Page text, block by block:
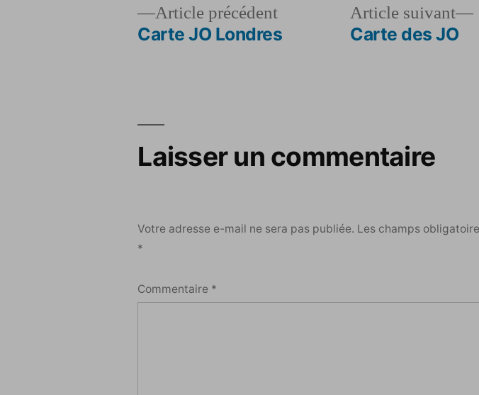
Navigation
Article précédentArticle
précédent :
Carte JO Londres
Article suivant
Carte des JO
Laisser un commentaire
Votre adresse e-mail ne sera pas publiée. Les champs
*
Commentaire *